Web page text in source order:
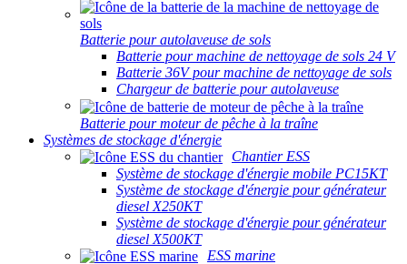
Batterie pour autolaveuse de sols
Batterie pour machine de nettoyage de sols 24 V
Batterie 36V pour machine de nettoyage de sols
Chargeur de batterie pour autolaveuse
Batterie pour moteur de pêche à la traîne
Systèmes de stockage d'énergie
Chantier ESS
Système de stockage d'énergie mobile PC15KT
Système de stockage d'énergie pour générateur
diesel X250KT
Système de stockage d'énergie pour générateur
diesel X500KT
ESS marine